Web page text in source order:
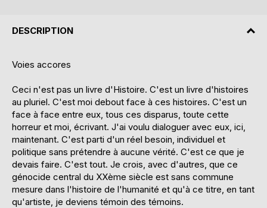
DESCRIPTION
Voies accores
Ceci n'est pas un livre d'Histoire. C'est un livre d'histoires
au pluriel. C'est moi debout face à ces histoires. C'est un
face à face entre eux, tous ces disparus, toute cette
horreur et moi, écrivant. J'ai voulu dialoguer avec eux, ici,
maintenant. C'est parti d'un réel besoin, individuel et
politique sans prétendre à aucune vérité. C'est ce que je
devais faire. C'est tout. Je crois, avec d'autres, que ce
génocide central du XXème siècle est sans commune
mesure dans l'histoire de l'humanité et qu'à ce titre, en tant
qu'artiste, je deviens témoin des témoins.